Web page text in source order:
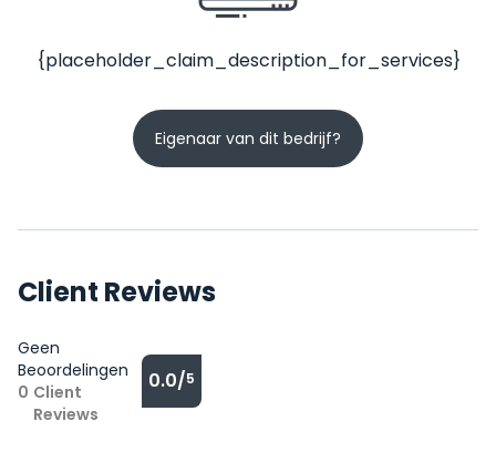
{placeholder_claim_description_for_services}
Eigenaar van dit bedrijf?
Client Reviews
Geen
Beoordelingen
0 Client
Reviews
0.0/5